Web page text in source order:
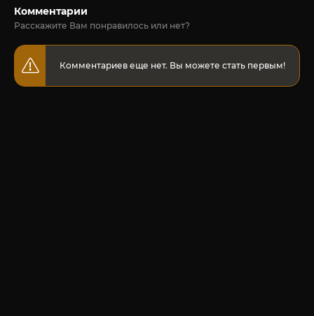
Комментарии
Расскажите Вам понравилось или нет?
Комментариев еще нет. Вы можете стать первым!